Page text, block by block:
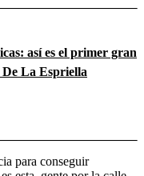
así es el primer gran
La Espriella
para conseguir